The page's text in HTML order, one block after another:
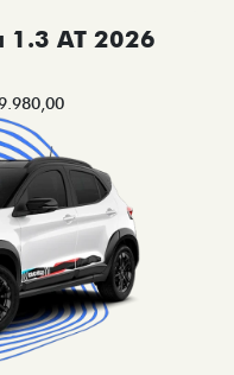
1.3 AT 2026